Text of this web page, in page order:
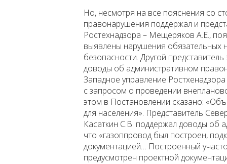
Но, несмотря на все пояснения со
правонарушения поддержал и
Ростехнадзора – Мещеряков А.Е.,
выявлены нарушения
безопасности. Другой
доводы об административном
Западное управление
с запросом о проведении
этом в Постановлении сказано:
для населения». Представитель
Касаткин С.В. поддержал доводы об
что «газоппровод был построен,
документацией… Построенный
предусмотрен проектной